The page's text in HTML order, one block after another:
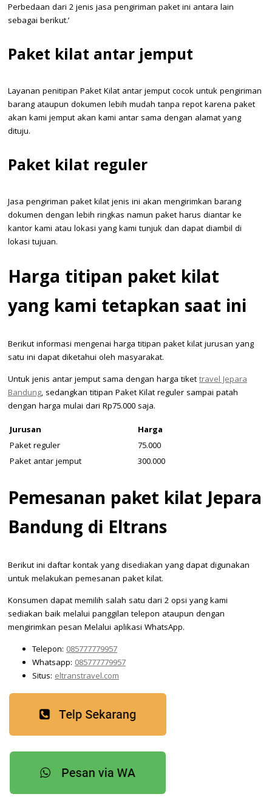
Perbedaan dari 2 jenis jasa pengiriman paket ini antara lain
sebagai berikut.’
Paket kilat antar jemput
Layanan penitipan Paket Kilat antar jemput cocok untuk pengiriman
barang ataupun dokumen lebih mudah tanpa repot karena paket
akan kami jemput akan kami antar sama dengan alamat yang
dituju.
Paket kilat reguler
Jasa pengiriman paket kilat jenis ini akan mengirimkan barang
dokumen dengan lebih ringkas namun paket harus diantar ke
kantor kami atau lokasi yang kami tunjuk dan dapat diambil di
lokasi tujuan.
Harga titipan paket kilat
yang kami tetapkan saat ini
Berikut informasi mengenai harga titipan paket kilat jurusan yang
satu ini dapat diketahui oleh masyarakat.
Untuk jenis antar jemput sama dengan harga tikettravel Jepara
Bandung, sedangkan titipan Paket Kilat reguler sampai patah
dengan harga mulai dari Rp75.000 saja.
Jurusan
Harga
Paket reguler
75.000
Paket antar jemput
300.000
Pemesanan paket kilat Jepara
Bandung di Eltrans
Berikut ini daftar kontak yang disediakan yang dapat digunakan
untuk melakukan pemesanan paket kilat.
Konsumen dapat memilih salah satu dari 2 opsi yang kami
sediakan baik melalui panggilan telepon ataupun dengan
mengirimkan pesan Melalui aplikasi WhatsApp.
Telepon: 085777779957
Whatsapp: 085777779957
Situs: eltranstravel.com